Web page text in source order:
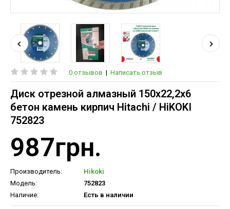
0 отзывов | Написать отзыв
Диск отрезной алмазный 150х22,2х6
бетон камень кирпич Hitachi / HiKOKI
752823
987грн.
Производитель:
Hikoki
Модель:
752823
Наличие:
Есть в наличии